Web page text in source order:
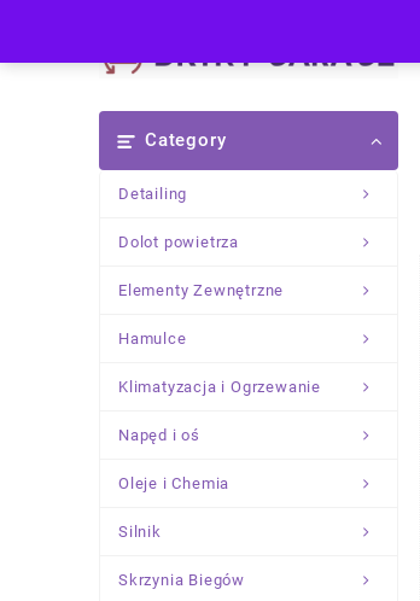
content
Category
Detailing
Dolot powietrza
Elementy Zewnętrzne
Hamulce
Klimatyzacja i Ogrzewanie
Napęd i oś
Oleje i Chemia
Silnik
Skrzynia Biegów